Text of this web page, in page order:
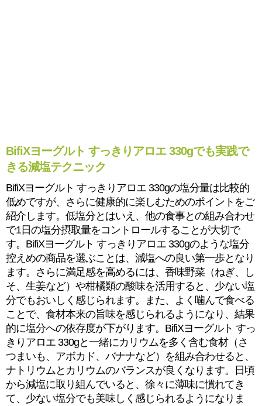
BifiXヨーグルト すっきりアロエ 330gでも実践で
きる減塩テクニック
BifiXヨーグルト すっきりアロエ 330gの塩分量は比較的
低めですが、さらに健康的に楽しむためのポイントをご
紹介します。低塩分とはいえ、他の食事との組み合わせ
で1日の塩分摂取量をコントロールすることが大切で
す。BifiXヨーグルト すっきりアロエ 330gのような塩分
控えめの商品を選ぶことは、減塩への良い第一歩となり
ます。さらに満足感を高めるには、香味野菜（ねぎ、し
そ、生姜など）や柑橘類の酸味を活用すると、少ない塩
分でもおいしく感じられます。また、よく噛んで食べる
ことで、食材本来の旨味を感じられるようになり、結果
的に塩分への依存度が下がります。BifiXヨーグルト すっ
きりアロエ 330gと一緒にカリウムを多く含む食材（さ
つまいも、アボカド、バナナなど）を組み合わせると、
ナトリウムとカリウムのバランスが良くなります。日頃
から減塩に取り組んでいると、徐々に薄味に慣れてき
て、少ない塩分でも美味しく感じられるようになりま